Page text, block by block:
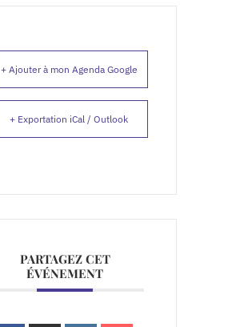
+ Ajouter à mon Agenda Google
+ Exportation iCal / Outlook
PARTAGEZ CET
ÉVÉNEMENT